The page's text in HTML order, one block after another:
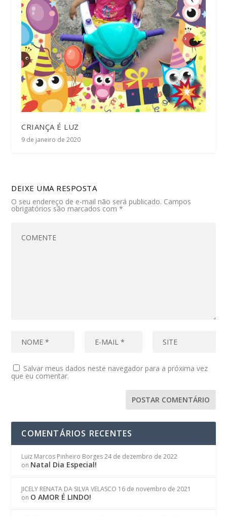
CRIANÇA É LUZ
9 de janeiro de 2020
DEIXE UMA RESPOSTA
O seu endereço de e-mail não será publicado. Campos
obrigatórios são marcados com*
Salvar meus dados neste navegador para a próxima vez
que eu comentar.
COMENTÁRIOS RECENTES
Luiz Marcos Pinheiro Borges 24 de dezembro de 2022
on Natal Dia Especial!
JICELY RENATA DA SILVA VELASCO 16 de novembro de 2021
on O AMOR É LINDO!